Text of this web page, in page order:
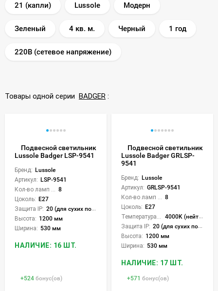
21 (капли) Lussole Модерн
Зеленый 4 кв. м. Черный 1 год
220В (сетевое напряжение)
Товары одной серии BADGER :
Подвесной светильник
Lussole Badger LSP-9541
Бренд: Lussole
Артикул: LSP-9541
Кол-во ламп или LED: 8
Цоколь: E27
Защита IP: 20 (для сухих пом.)
Высота: 1200 мм
Ширина: 530 мм
НАЛИЧИЕ: 16 ШТ.
+524 бонус(ов)
Подвесной светильник
Lussole Badger GRLSP-
9541
Бренд: Lussole
Артикул: GRLSP-9541
Кол-во ламп или LED: 8
Цоколь: E27
Температура света:
4000K (нейтральный)
Защита IP: 20 (для сухих пом.)
Высота: 1200 мм
Ширина: 530 мм
НАЛИЧИЕ: 17 ШТ.
+571 бонус(ов)